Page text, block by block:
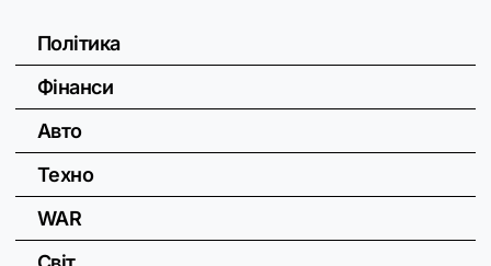
Політика
Фінанси
Авто
Техно
WAR